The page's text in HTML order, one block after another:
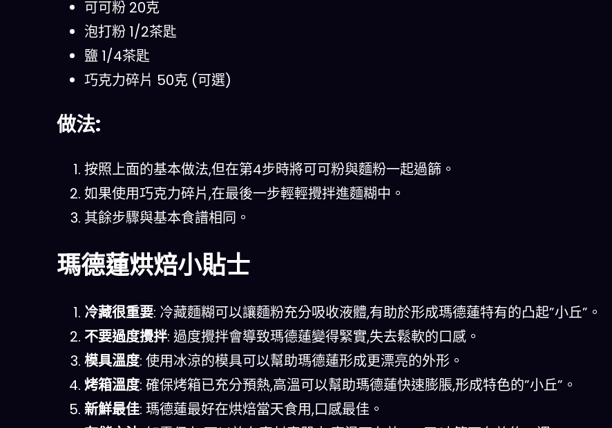
可可粉 20克
泡打粉 1/2茶匙
鹽 1/4茶匙
巧克力碎片 50克 (可選)
做法:
按照上面的基本做法,但在第4步時將可可粉與麵粉一起過篩。
如果使用巧克力碎片,在最後一步輕輕攪拌進麵糊中。
其餘步驟與基本食譜相同。
瑪德蓮烘焙小貼士
冷藏很重要: 冷藏麵糊可以讓麵粉充分吸收液體,有助於形成瑪德蓮特有的凸起”小丘”。
不要過度攪拌: 過度攪拌會導致瑪德蓮變得緊實,失去鬆軟的口感。
模具溫度: 使用冰涼的模具可以幫助瑪德蓮形成更漂亮的外形。
烤箱溫度: 確保烤箱已充分預熱,高溫可以幫助瑪德蓮快速膨脹,形成特色的”小丘”。
新鮮最佳: 瑪德蓮最好在烘焙當天食用,口感最佳。